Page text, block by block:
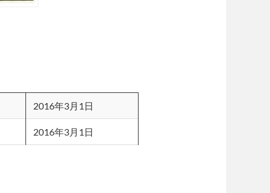
2016年3月1日
2016年3月1日